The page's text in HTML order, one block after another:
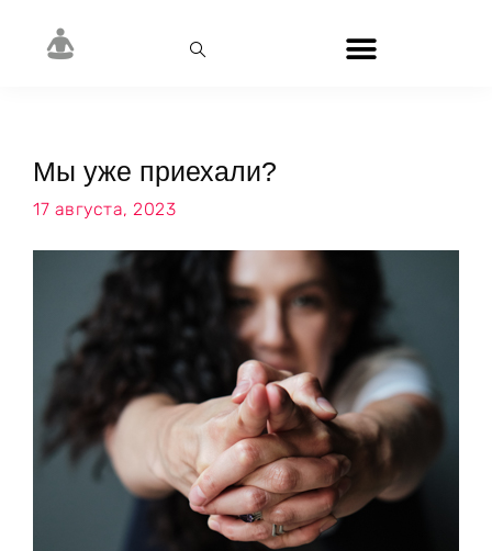
Мы уже приехали?
17 августа, 2023